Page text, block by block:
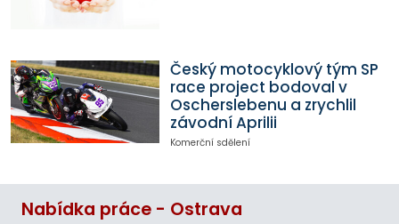
Český motocyklový tým SP
race project bodoval v
Oscherslebenu a zrychlil
závodní Aprilii
Komerční sdělení
Nabídka práce - Ostrava